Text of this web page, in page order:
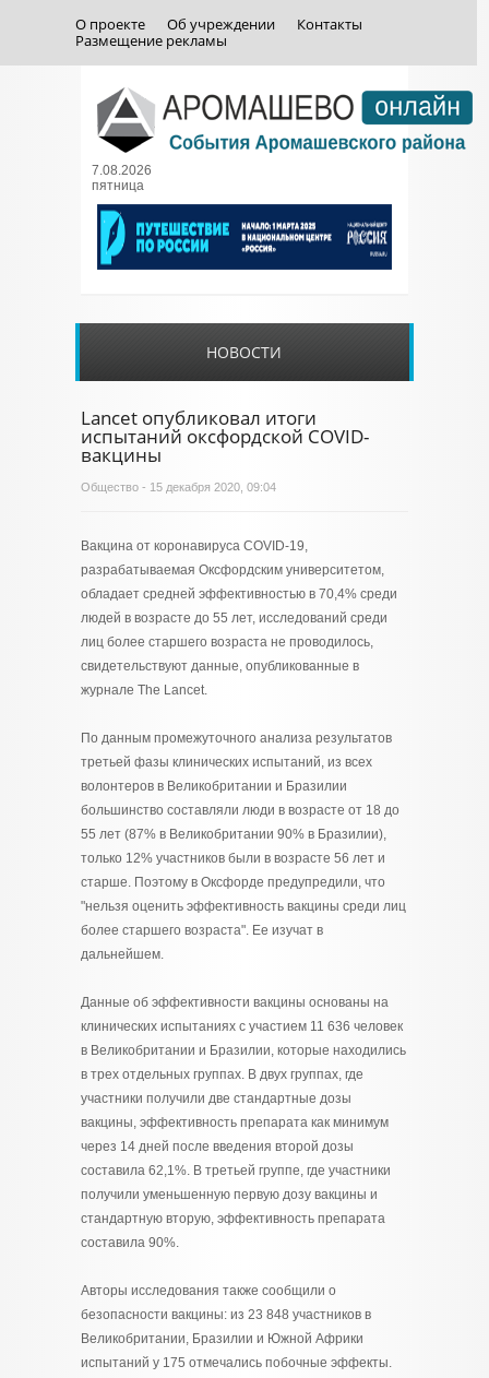
О проекте Об учреждении
Контакты
Размещение рекламы
7.08.2026
пятница
НОВОСТИ
Lancet опубликовал итоги
испытаний оксфордской COVID-
вакцины
Общество - 15 декабря 2020, 09:04
Вакцина от коронавируса COVID-19,
разрабатываемая Оксфордским университетом,
обладает средней эффективностью в 70,4% среди
людей в возрасте до 55 лет, исследований среди
лиц более старшего возраста не проводилось,
свидетельствуют данные, опубликованные в
журнале The Lancet.
По данным промежуточного анализа результатов
третьей фазы клинических испытаний, из всех
волонтеров в Великобритании и Бразилии
большинство составляли люди в возрасте от 18 до
55 лет (87% в Великобритании 90% в Бразилии),
только 12% участников были в возрасте 56 лет и
старше. Поэтому в Оксфорде предупредили, что
"нельзя оценить эффективность вакцины среди лиц
более старшего возраста". Ее изучат в
дальнейшем.
Данные об эффективности вакцины основаны на
клинических испытаниях с участием 11 636 человек
в Великобритании и Бразилии, которые находились
в трех отдельных группах. В двух группах, где
участники получили две стандартные дозы
вакцины, эффективность препарата как минимум
через 14 дней после введения второй дозы
составила 62,1%. В третьей группе, где участники
получили уменьшенную первую дозу вакцины и
стандартную вторую, эффективность препарата
составила 90%.
Авторы исследования также сообщили о
безопасности вакцины: из 23 848 участников в
Великобритании, Бразилии и Южной Африки
испытаний у 175 отмечались побочные эффекты.